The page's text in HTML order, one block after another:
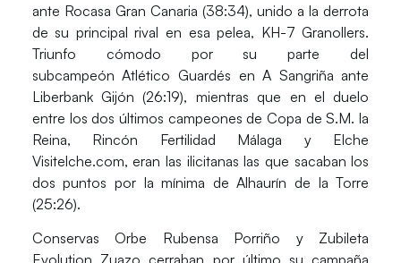
ante Rocasa Gran Canaria (38:34), unido a la derrota
de su principal rival en esa pelea, KH-7 Granollers.
Triunfo cómodo por su parte del
subcampeónAtlético Guardés en A Sangriña ante
Liberbank Gijón (26:19), mientras que en el duelo
entre los dos últimos campeones de Copa de S.M. la
Reina, Rincón Fertilidad Málaga y Elche
Visitelche.com, eran las ilicitanas las que sacaban los
dos puntos por la mínima de Alhaurín de la Torre
(25:26).
Conservas Orbe Rubensa Porriño y Zubileta